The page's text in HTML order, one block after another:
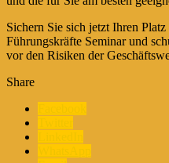
Sichern Sie sich jetzt Ihren
Führungskräfte Seminar und
vor den Risiken der
Share